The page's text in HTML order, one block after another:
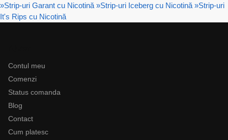
»Strip-uri Garant cu Nicotină »Strip-uri Iceberg cu Nicotină »Strip-uri
It's Rips cu Nicotină
Contul meu
Comenzi
Status comanda
Blog
Contact
Cum platesc